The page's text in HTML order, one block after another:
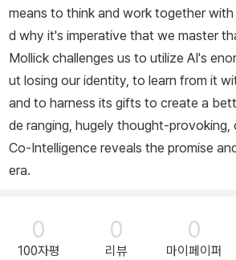
means to think and work together with
d why it's imperative that we master
Mollick challenges us to utilize AI's
ut losing our identity, to learn from it
and to harness its gifts to create a
de ranging, hugely thought-provoking,
Co-Intelligence reveals the promise
era.
0
100자평
0
리뷰
0
마이페이퍼